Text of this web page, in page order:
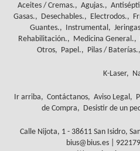
Aceites / Cremas. Agujas.
Gasas.
Desechables. Electrodos.
Guantes.
Instrumental
Rehabilitación.
Medicina General.
Otros
Papel. Pilas / Baterías.
K-Laser
Ir arriba Contáctanos Aviso Legal
de Compra
Desistir de un
Calle Nijota, 1 - 38611 San Isidro,
bius@bius.es |